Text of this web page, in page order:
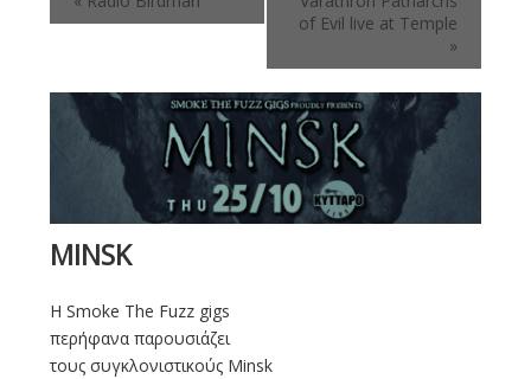
of Evil live at Temple
»
MINSK
Η Smoke The Fuzz gigs
περήφανα παρουσιάζει
τους συγκλονιστικούς Minsk